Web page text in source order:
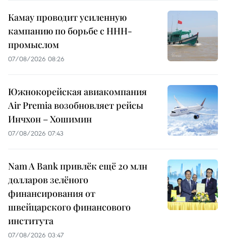
Камау проводит усиленную
кампанию по борьбе с ННН-
промыслом
07/08/2026 08:26
Южнокорейская авиакомпания
Air Premia возобновляет рейсы
Инчхон – Хошимин
07/08/2026 07:43
Nam A Bank привлёк ещё 20 млн
долларов зелёного
финансирования от
швейцарского финансового
института
07/08/2026 03:47